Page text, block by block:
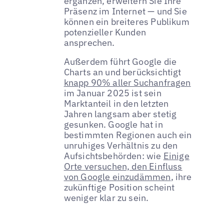
Präsenz im Internet — und Sie
können ein breiteres Publikum
potenzieller Kunden
ansprechen.
Außerdem führt Google die
Charts an und berücksichtigt
knapp 90% aller Suchanfragen
im Januar 2025 ist sein
Marktanteil in den letzten
Jahren langsam aber stetig
gesunken. Google hat in
bestimmten Regionen auch ein
unruhiges Verhältnis zu den
Aufsichtsbehörden: wie Einige
Orte versuchen, den Einfluss
von Google einzudämmen, ihre
zukünftige Position scheint
weniger klar zu sein.